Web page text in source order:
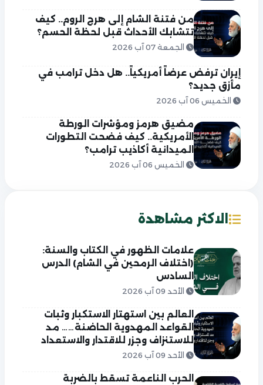
من فتنة الشام إلى هرج الروم.. كيف
تتشابك الأحداث قبل لحظة الحسم؟
الجمعة 07 آب 2026
إيران ترفض عرضاً أمريكياً.. هل دخل ترامب في
مأزق جديد؟
الخميس 06 آب 2026
مضيق هرمز ومؤشرات الورطة
الأمريكية.. كيف فضحت التطورات
الميدانية أكاذيب ترامب؟
الخميس 06 آب 2026
الاكثر مشاهدة
علامات الظهور في الكتاب والسنة:
(اختلاف الرمحين في الشام) الدرس
السادس
الأحد 09 آب 2026
العالم بين استهتار الاستكبار وثبات
القواعد المهدوية الحاضنة…… مد
للاستنزاف وجزر للاقتدار والاستعداد
الأحد 09 آب 2026
الحرب الناعمة تسقط بالضربة